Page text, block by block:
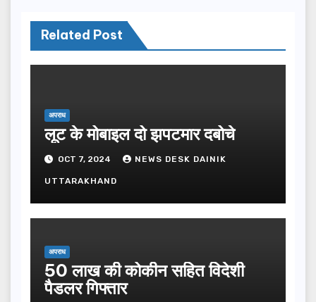
Related Post
अपराध
लूट के मोबाइल दो झपटमार दबोचे
OCT 7, 2024 NEWS DESK DAINIK
UTTARAKHAND
अपराध
50 लाख की कोकीन सहित विदेशी
पैडलर गिफ्तार